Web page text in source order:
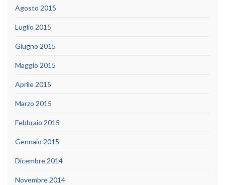
Agosto 2015
Luglio 2015
Giugno 2015
Maggio 2015
Aprile 2015
Marzo 2015
Febbraio 2015
Gennaio 2015
Dicembre 2014
Novembre 2014